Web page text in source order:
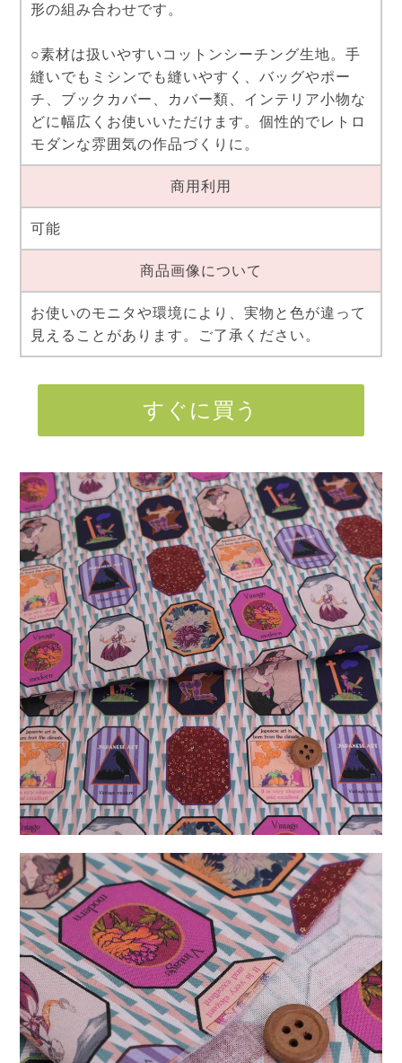
形の組み合わせです。
○素材は扱いやすいコットンシーチング生地。手
縫いでもミシンでも縫いやすく、バッグやポー
チ、ブックカバー、カバー類、インテリア小物な
どに幅広くお使いいただけます。個性的でレトロ
モダンな雰囲気の作品づくりに。
商用利用
可能
商品画像について
お使いのモニタや環境により、実物と色が違って
見えることがあります。ご了承ください。
すぐに買う